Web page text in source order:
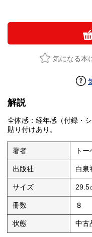
気になる本
解説
全体感：経年感（付録・
貼り付けあり。
著者 ト
出版社 白泉
サイズ 29.5
冊数 ８
状態 中古